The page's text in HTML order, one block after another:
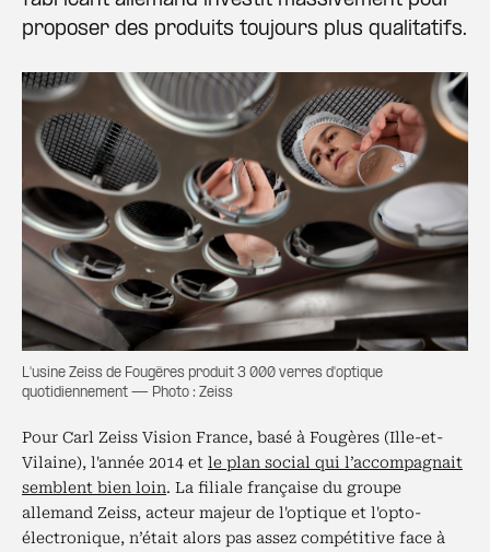
proposer des produits toujours plus qualitatifs.
L'usine Zeiss de Fougères produit 3 000 verres d'optique
quotidiennement — Photo : Zeiss
Pour Carl Zeiss Vision France, basé à Fougères (Ille-et-
Vilaine), l'année 2014 et le plan social qui l’accompagnait
semblent bien loin. La filiale française du groupe
allemand Zeiss, acteur majeur de l'optique et l'opto-
électronique, n’était alors pas assez compétitive face à